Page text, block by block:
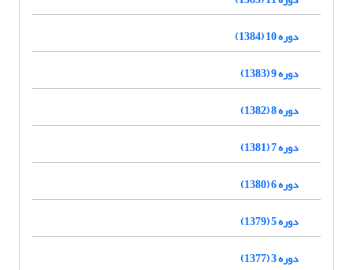
دوره 10 (1384)
دوره 9 (1383)
دوره 8 (1382)
دوره 7 (1381)
دوره 6 (1380)
دوره 5 (1379)
دوره 3 (1377)